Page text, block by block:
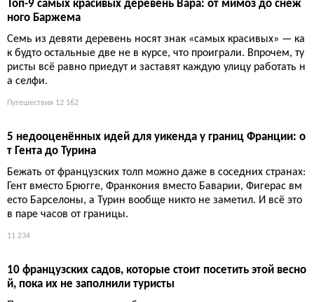
пляжи соседствуют с вулканом и дождевыми лесами. Здесь с
тоит увидеть Мемориал ACTe, искупаться у островков Кусто, п
одняться на Суфриер и потеряться в мангровых зарослях.
Путешествия 9 976
Тропа Стивенсона в Севеннах: 12 дней пешком с ослом п